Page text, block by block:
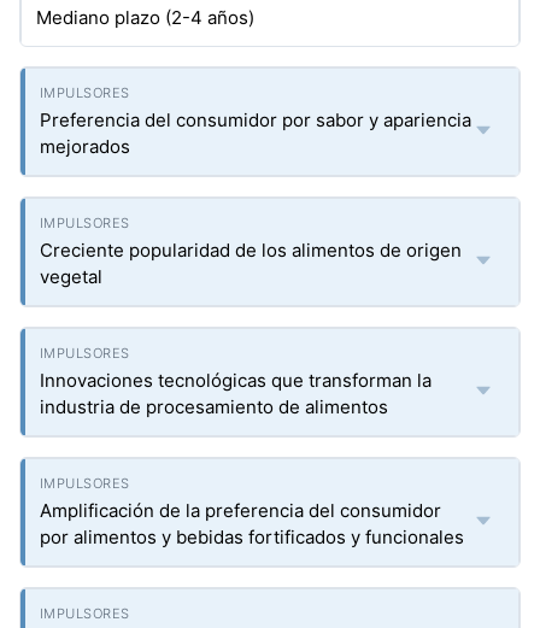
Mediano plazo (2-4 años)
Preferencia del consumidor por sabor y apariencia
mejorados
Creciente popularidad de los alimentos de origen
vegetal
Innovaciones tecnológicas que transforman la
industria de procesamiento de alimentos
Amplificación de la preferencia del consumidor
por alimentos y bebidas fortificados y funcionales